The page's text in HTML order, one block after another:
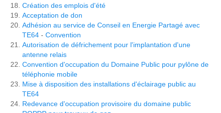
Création des emplois d'été
Acceptation de don
Adhésion au service de Conseil en Energie Partagé avec
TE64 - Convention
Autorisation de défrichement pour l'implantation d'une
antenne relais
Convention d'occupation du Domaine Public pour pylône de
téléphonie mobile
Mise à disposition des installations d'éclairage public au
TE64
Redevance d'occupation provisoire du domaine public